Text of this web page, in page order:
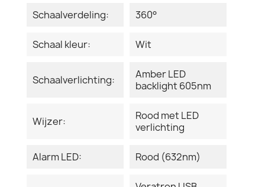
Schaalverdeling: 360°
Schaal kleur: Wit
Schaalverlichting:
Amber LED
backlight 605nm
Wijzer:
Rood met LED
verlichting
Alarm LED: Rood (632nm)